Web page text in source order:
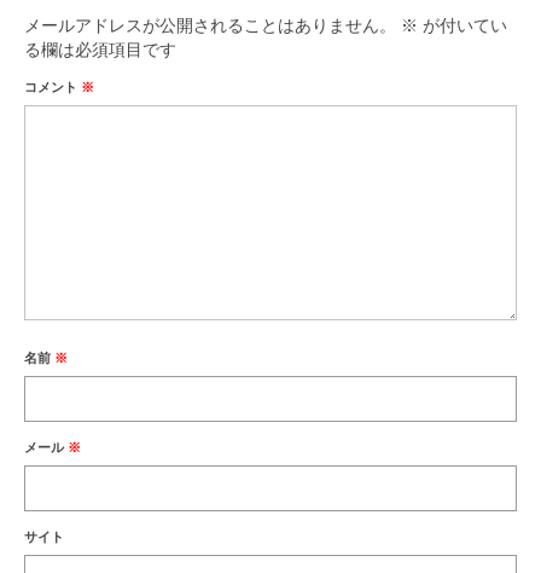
メールアドレスが公開されることはありません。 ※ が付いてい
る欄は必須項目です
コメント ※
名前 ※
メール ※
サイト